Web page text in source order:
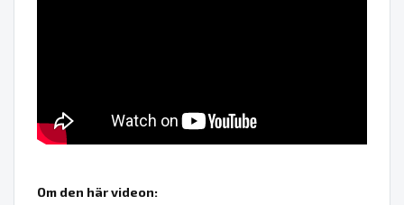
Om den här videon: